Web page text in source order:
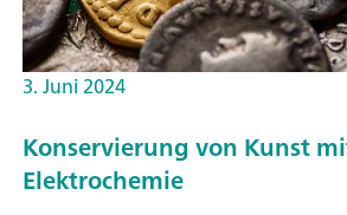
3. Juni 2024
Konservierung von Kunst
Elektrochemie